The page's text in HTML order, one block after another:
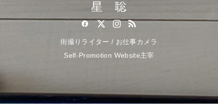
星 聡
街撮りライター / お仕事カメラ
Self-Promotion Website主宰